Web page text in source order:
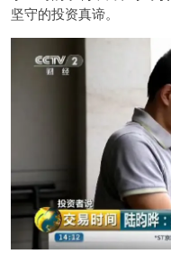
坚守的投资真谛。